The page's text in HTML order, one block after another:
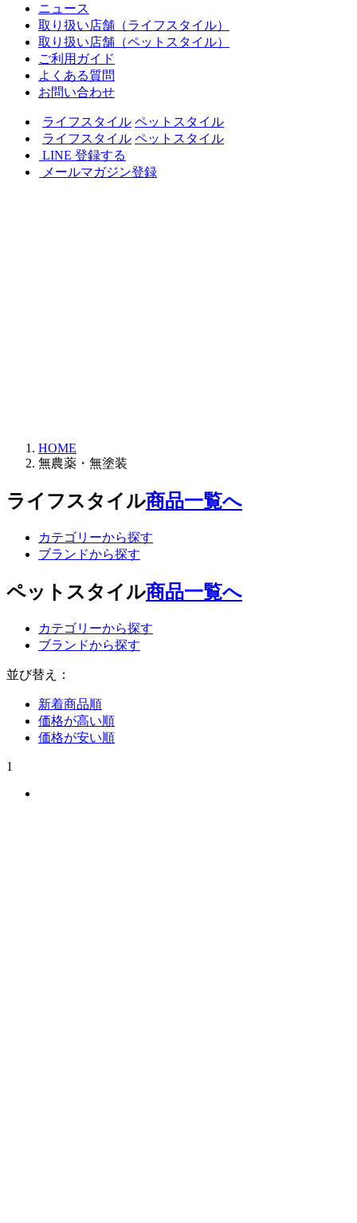
ニュース
取り扱い店舗（ライフスタイル）
取り扱い店舗（ペットスタイル）
ご利用ガイド
よくある質問
お問い合わせ
ライフスタイル ペットスタイル
ライフスタイル ペットスタイル
LINE 登録する
メールマガジン登録
HOME
無農薬・無塗装
ライフスタイル商品一覧へ
カテゴリーから探す
ブランドから探す
ペットスタイル商品一覧へ
カテゴリーから探す
ブランドから探す
並び替え：
新着商品順
価格が高い順
価格が安い順
1